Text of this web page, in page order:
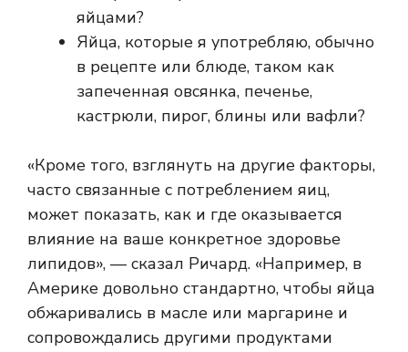
яйцами?
Яйца, которые я употребляю, обычно
в рецепте или блюде, таком как
запеченная овсянка, печенье,
кастрюли, пирог, блины или вафли?
«Кроме того, взглянуть на другие факторы,
часто связанные с потреблением яиц,
может показать, как и где оказывается
влияние на ваше конкретное здоровье
липидов», — сказал Ричард. «Например, в
Америке довольно стандартно, чтобы яйца
обжаривались в масле или маргарине и
сопровождались другими продуктами